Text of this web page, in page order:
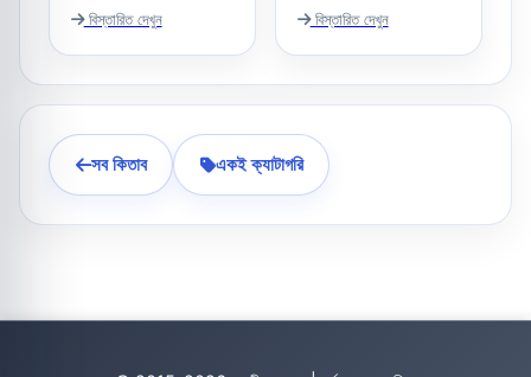
বিস্তারিত দেখুন বিস্তারিত দেখুন
সব কিতাব একই ক্যাটাগরি